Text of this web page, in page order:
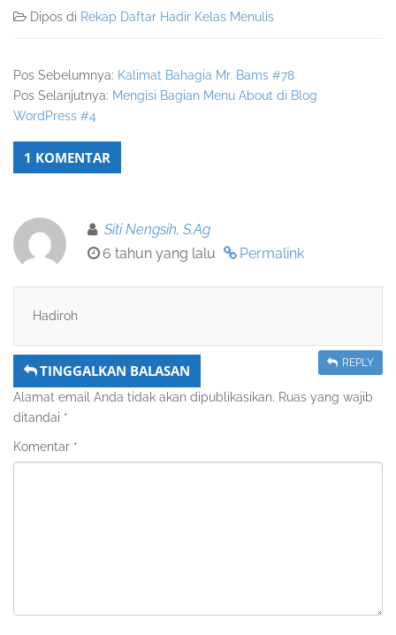
Dipos di Rekap Daftar Hadir Kelas Menulis
Pos Sebelumnya: Kalimat Bahagia Mr. Bams #78
Pos Selanjutnya: Mengisi Bagian Menu About di Blog
WordPress #4
1 KOMENTAR
Siti Nengsih, S.Ag
6 tahun yang lalu
Permalink
Hadiroh
REPLY
TINGGALKAN BALASAN
Alamat email Anda tidak akan dipublikasikan. Ruas yang wajib
ditandai *
Komentar *